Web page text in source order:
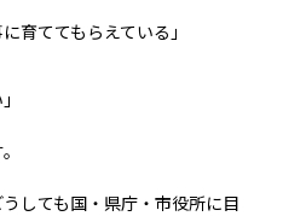
育ててもらえている」
しても国・県庁・市役所に目